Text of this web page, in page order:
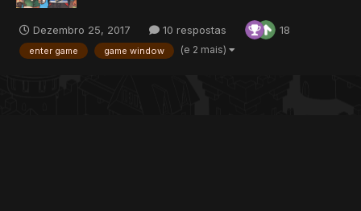
Dezembro 25, 2017 10 respostas 18
enter game game window (e 2 mais)